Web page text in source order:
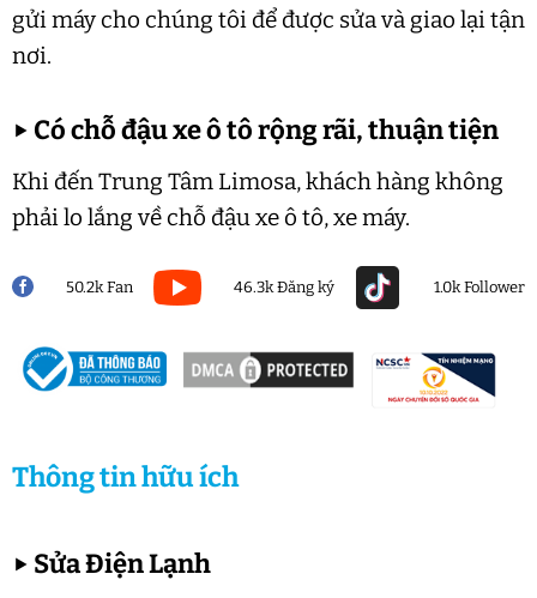
gửi máy cho chúng tôi để được sửa và giao lại tận
nơi.
▶ Có chỗ đậu xe ô tô rộng rãi, thuận tiện
Khi đến Trung Tâm Limosa, khách hàng không
phải lo lắng về chỗ đậu xe ô tô, xe máy.
50.2k Fan 46.3k Đăng ký 1.0k Follower
Thông tin hữu ích
▶ Sửa Điện Lạnh